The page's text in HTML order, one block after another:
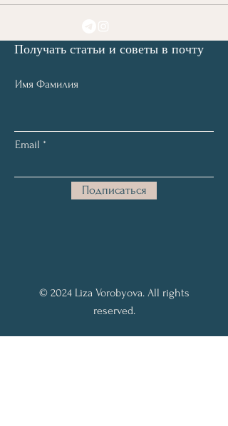
Получать статьи и советы в почту
Имя Фамилия
Email
Подписаться
© 2024 Liza Vorobyova. All rights
reserved.